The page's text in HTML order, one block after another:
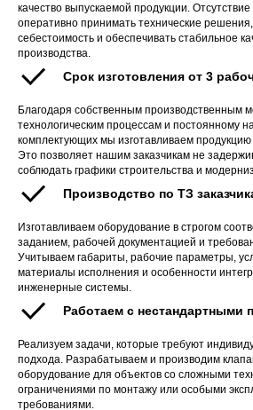
качество выпускаемой продукции.
оперативно принимать технические
себестоимость и обеспечивать стабильное
производства.
Срок изготовления от 3
Благодаря собственным производственным
технологическим процессам и постоянному
комплектующих мы изготавливаем продукцию
Это позволяет нашим заказчикам не
соблюдать графики строительства и
Производство по ТЗ
Изготавливаем оборудование в строгом
заданием, рабочей документацией и
Учитываем габариты, рабочие параметры,
материалы исполнения и особенности
инженерные системы.
Работаем с нестандартными
Реализуем задачи, которые требуют
подхода. Разрабатываем и производим
оборудование для объектов со сложными
ограничениями по монтажу или особыми
требованиями.